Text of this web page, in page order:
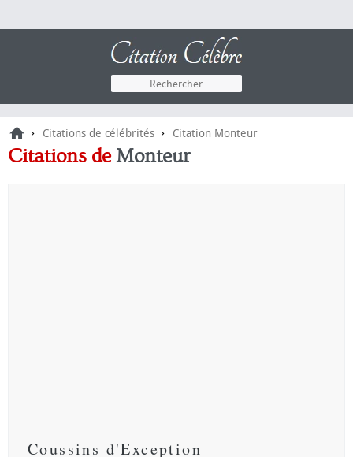
› Citations de célébrités › Citation Monteur
Citations de Monteur
Coussins d'Exception